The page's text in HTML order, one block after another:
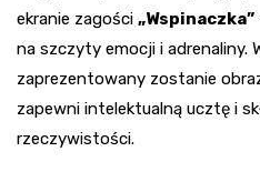
ekranie zagości „Wspinaczka”
na szczyty emocji i adrenaliny.
zaprezentowany zostanie
zapewni intelektualną ucztę i
rzeczywistości.